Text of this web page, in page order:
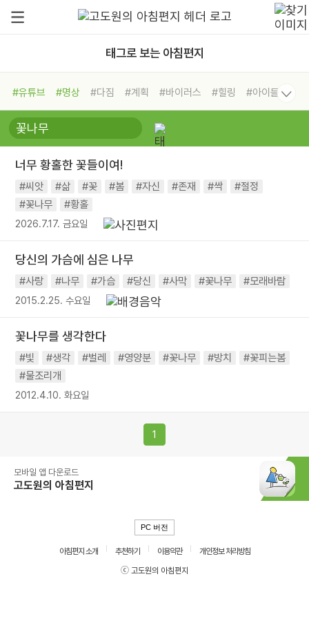
태그로 보는 아침편지
#유튜브 #명상 #다짐 #계획 #바이러스 #힐링
#아이들
#비전캠프
#독서캠프 #삶
#희망
#나눔 #친구 #링컨학교
#독서
#건강 #면역력
너무 황홀한 꽃들이여!
#씨앗 #삶 #꽃 #봄 #자신 #존재 #싹
#절정
#꽃나무
#황홀
2026.7.17. 금요일
당신의 가슴에 심은 나무
#사랑 #나무 #가슴 #당신 #사막 #꽃나무 #모래바람
2015.2.25. 수요일
꽃나무를 생각한다
#빛 #생각 #벌레 #영양분 #꽃나무 #방치
#꽃피는봄
#물조리개
2012.4.10. 화요일
1
모바일 앱 다운로드
고도원의 아침편지
PC 버전
아침편지 소개 추천하기 이용약관
개인정보 처리방침
ⓒ 고도원의 아침편지